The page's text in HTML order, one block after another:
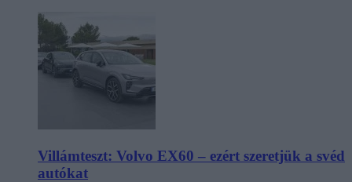
Villámteszt: Volvo EX60 – ezért szeretjük a svéd
autókat